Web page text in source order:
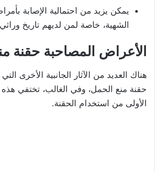
يمكن يزيد من احتمالية الإصابة
الشهية، خاصة لمن لديهم تاريخ
الأعراض المصاحبة حقنة
هناك العديد من الآثار الجانبية الأخرى
حقنة منع الحمل، وفي الغالب، تختفي هذه
الأولى من استخدام الحقنة.